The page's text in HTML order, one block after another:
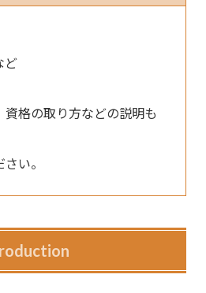
ど
格の取り方などの説明も
い。